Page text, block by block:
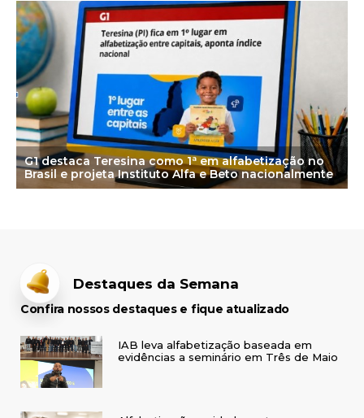
G1 destaca Teresina como 1ª em alfabetização no
Brasil e projeta Instituto Alfa e Beto nacionalmente
Destaques da Semana
Confira nossos destaques e fique atualizado
IAB leva alfabetização baseada em
evidências a seminário em Três de Maio